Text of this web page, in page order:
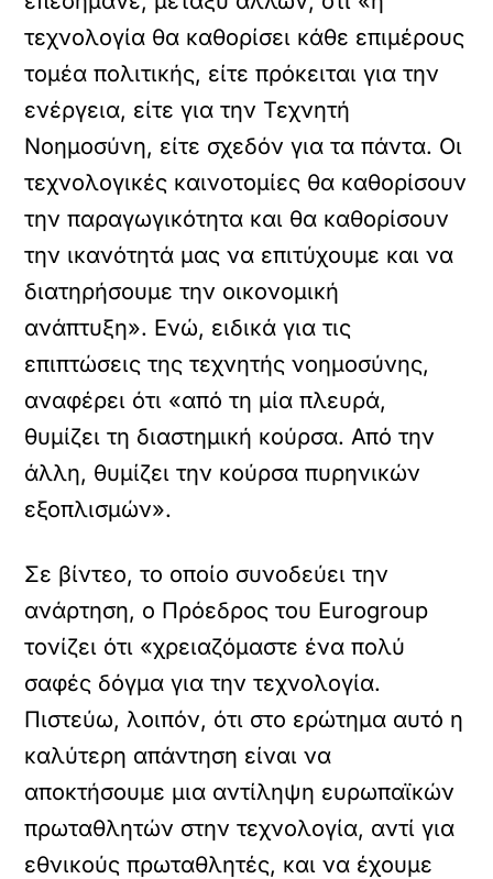
τεχνολογία θα καθορίσει κάθε επιμέρους
τομέα πολιτικής, είτε πρόκειται για την
ενέργεια, είτε για την Τεχνητή
Νοημοσύνη, είτε σχεδόν για τα πάντα. Οι
τεχνολογικές καινοτομίες θα καθορίσουν
την παραγωγικότητα και θα καθορίσουν
την ικανότητά μας να επιτύχουμε και να
διατηρήσουμε την οικονομική
ανάπτυξη». Ενώ, ειδικά για τις
επιπτώσεις της τεχνητής νοημοσύνης,
αναφέρει ότι «από τη μία πλευρά,
θυμίζει τη διαστημική κούρσα. Από την
άλλη, θυμίζει την κούρσα πυρηνικών
εξοπλισμών».
Σε βίντεο, το οποίο συνοδεύει την
ανάρτηση, ο Πρόεδρος του Eurogroup
τονίζει ότι «χρειαζόμαστε ένα πολύ
σαφές δόγμα για την τεχνολογία.
Πιστεύω, λοιπόν, ότι στο ερώτημα αυτό η
καλύτερη απάντηση είναι να
αποκτήσουμε μια αντίληψη ευρωπαϊκών
πρωταθλητών στην τεχνολογία, αντί για
εθνικούς πρωταθλητές, και να έχουμε